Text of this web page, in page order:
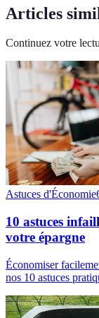
Articles
Continuez votre
Astuces d'Économie
10 astuces
votre épargne
Économiser
nos 10 astuces